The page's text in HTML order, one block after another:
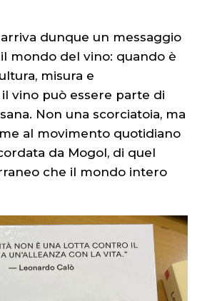
arriva dunque un messaggio
mondo del vino: quando è
misura e
il vino può essere parte di
Non una scorciatoia, ma
al movimento quotidiano
da Mogol, di quel
che il mondo intero